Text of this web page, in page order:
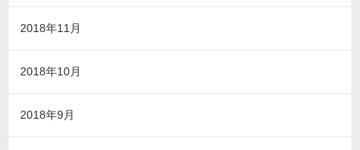
2018年11月
2018年10月
2018年9月